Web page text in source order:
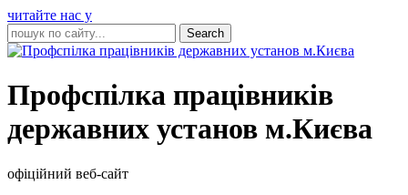
читайте нас у
Профспілка працівників
державних установ м.Києва
офіційний веб-сайт